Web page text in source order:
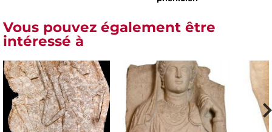
Vous pouvez également être
intéressé à